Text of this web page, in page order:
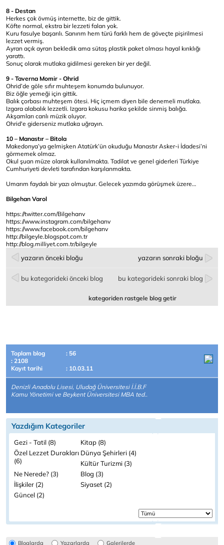
8 - Destan
Herkes çok övmüş internette, biz de gittik.
Köfte normal, ekstra bir lezzeti falan yok.
Kuru fasulye başarılı. Sanırım hem türü farklı hem de göveçte pişirilmesi
lezzet vermiş.
Ayran açık ayran bekledik ama sütaş plastik paket olması hayal kırıklığı
yarattı.
Sonuç olarak mutlaka gidilmesi gereken bir yer değil.
9 - Taverna Momir - Ohrid
Ohrid’de göle sıfır muhteşem konumda bulunuyor.
Biz öğle yemeği için gittik.
Balık çorbası muhteşem ötesi. Hiç içmem diyen bile denemeli mutlaka.
Izgara alabalık lezzetli. Izgara kokusu harika şekilde sinmiş balığa.
Akşamları canlı müzik oluyor.
Ohrid'e giderseniz mutlaka uğrayın.
10 – Manastır – Bitola
Makedonya’ya gelmişken Atatürk’ün okuduğu Manastır Asker-i İdadesi’ni
görmemek olmaz.
Okul şuan müze olarak kullanılmakta. Tadilat ve genel giderleri Türkiye
Cumhuriyeti devleti tarafından karşılanmakta.
Umarım faydalı bir yazı olmuştur. Gelecek yazımda görüşmek üzere…
Bilgehan Varol
https://twitter.com/Bilgehanv
https://www.instagram.com/bilgehanv
https://www.facebook.com/bilgehanv
http://bilgeyle.blogspot.com.tr
http://blog.milliyet.com.tr/bilgeyle
yazarın önceki bloğu yazarın sonraki bloğu
bu kategorideki önceki blog bu kategorideki sonraki blog
kategoriden rastgele blog getir
Toplam blog
: 56
: 2108
Kayıt tarihi
: 10.03.11
Denizli Anadolu Lisesi, Uludağ Üniversitesi İ.İ.B.F
Kamu Yönetimi ve Beykent Üniversitesi MBA ted..
Yazdığım Kategoriler
Gezi - Tatil (8)
Kitap (8)
Özel Lezzet Durakları
(6)
Dünya Şehirleri (4)
Kültür Turizmi (3)
Ne Nerede? (3)
Blog (3)
İlişkiler (2)
Siyaset (2)
Güncel (2)
Bloglarda Yazarlarda Galerilerde